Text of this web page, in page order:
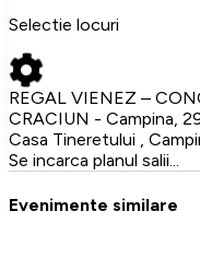
Selectie locuri
REGAL VIENEZ –
CRACIUN - Campina,
Casa Tineretului ,
Se incarca planul salii...
Evenimente similare